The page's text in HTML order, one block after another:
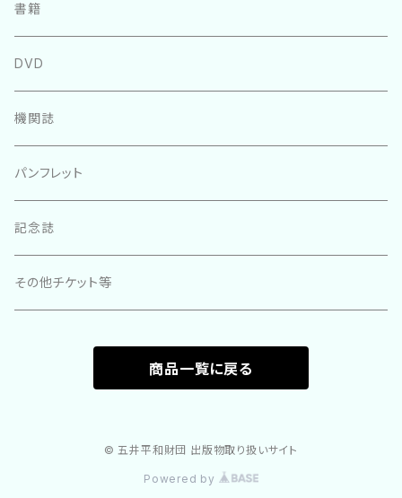
書籍
DVD
機関誌
パンフレット
記念誌
その他チケット等
商品一覧に戻る
© 五井平和財団 出版物取り扱いサイト
Powered by